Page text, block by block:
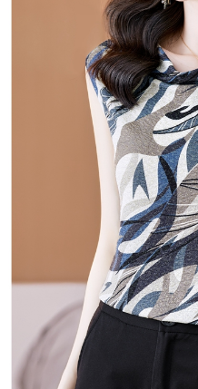
權轉讓予恩沛科技股份有限公司。
２．關於個人資料處理事宜，請瀏
https://aftee.tw/terms/#terms3
３．未成年的使用者請事先徵得法
「AFTEE先享後付」，若未經同意
４．使用「AFTEE先享後付」時，
時審查核予不同之上限額度；若仍
請求用戶進行身份認證。
５．嚴禁一人註冊多個帳號或使用
恩沛科技股份有限公司將有權停止
付款後7-11取貨
每筆NT$80，滿NT$699(含以上)
每筆NT$70，滿NT$699(含以上
離島-郵局寄送
每筆NT$90，滿NT$699(含以上